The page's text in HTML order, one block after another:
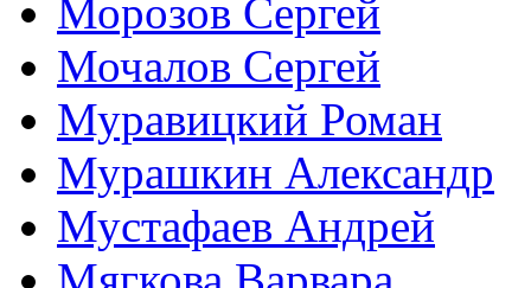
Морозов Сергей
Мочалов Сергей
Муравицкий Роман
Мурашкин Александр
Мустафаев Андрей